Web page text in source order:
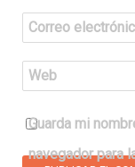
Correo
Web
Guarda mi
navegador para